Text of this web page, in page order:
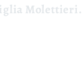
Molettieri.